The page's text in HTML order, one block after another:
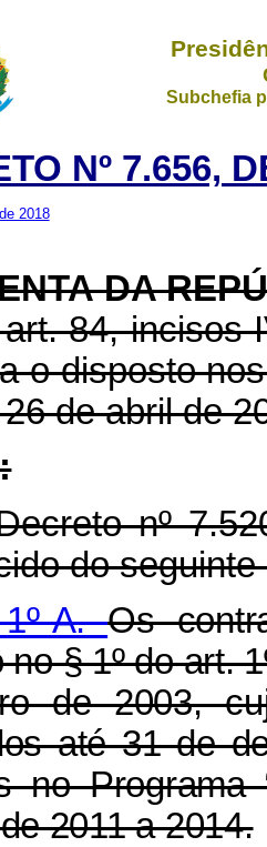
Subchefia
Nº 7.656,
2018
DA
84, incisos
o disposto
de abril de
nº
do seguinte
A.Os
§ 1º do art.
de 2003,
até 31 de
no Programa
2011 a 2014.